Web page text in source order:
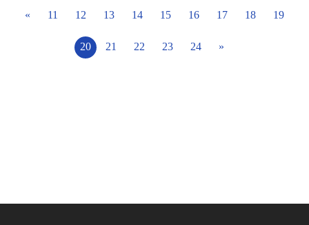
« 11 12 13 14 15 16 17 18 19
20 21 22 23 24 »